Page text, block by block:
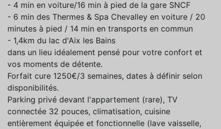
- 4 min en voiture/16 min à pied de la gare SNCF
- 6 min des Thermes & Spa Chevalley en voiture / 20
minutes à pied / 14 min en transports en commun
- 1,4km du lac d'Aix les Bains
dans un lieu idéalement pensé pour votre confort et
vos moments de détente.
Forfait cure 1250€/3 semaines, dates à définir selon
disponibilités.
Parking privé devant l'appartement (rare), TV
connectée 32 pouces, climatisation, cuisine
entièrement équipée et fonctionnelle (lave vaisselle,